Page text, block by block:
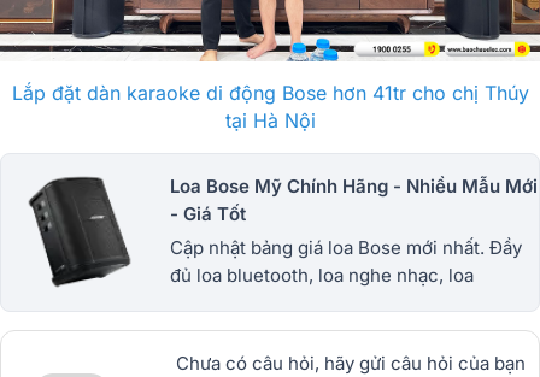
Lắp đặt dàn karaoke di động Bose hơn 41tr cho chị Thúy
tại Hà Nội
Loa Bose Mỹ Chính Hãng - Nhiều Mẫu Mới
- Giá Tốt
Cập nhật bảng giá loa Bose mới nhất. Đầy
đủ loa bluetooth, loa nghe nhạc, loa
nhiều ưu đãi hấp dẫn. 1900.0255
Chưa có câu hỏi, hãy gửi câu hỏi của bạn